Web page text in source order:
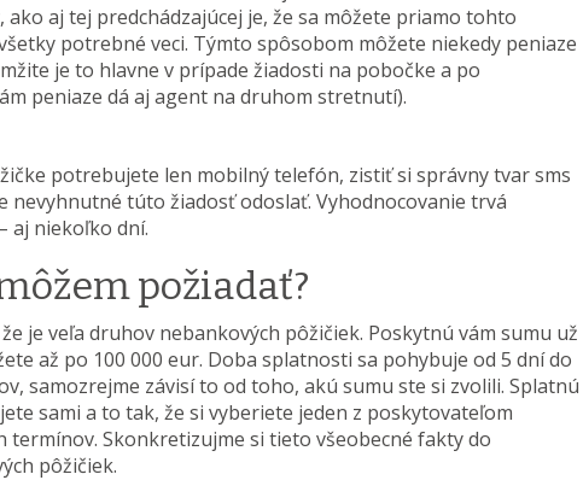
aj tej predchádzajúcej je, že sa môžete priamo tohto
potrebné veci. Týmto spôsobom môžete niekedy peniaze
je to hlavne v prípade žiadosti na pobočke a po
peniaze dá aj agent na druhom stretnutí).
potrebujete len mobilný telefón, zistiť si správny tvar sms
nevyhnutné túto žiadosť odoslať. Vyhodnocovanie trvá
aj niekoľko dní.
požiadať?
je veľa druhov nebankových pôžičiek. Poskytnú vám sumu už
až po 100 000 eur. Doba splatnosti sa pohybuje od 5 dní do
samozrejme závisí to od toho, akú sumu ste si zvolili. Splatnú
sami a to tak, že si vyberiete jeden z poskytovateľom
termínov. Skonkretizujme si tieto všeobecné fakty do
pôžičiek.